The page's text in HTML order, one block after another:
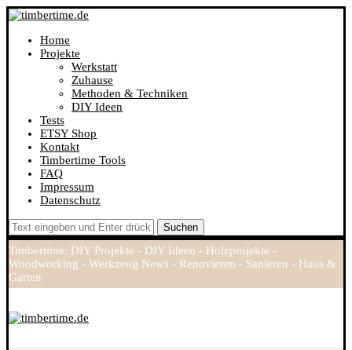
Home
Projekte
Werkstatt
Zuhause
Methoden & Techniken
DIY Ideen
Tests
ETSY Shop
Kontakt
Timbertime Tools
FAQ
Impressum
Datenschutz
Suchen
Timbertime: DIY Projekte - DIY Ideen - Holzprojekte -
Woodworking - Werkzeug News - Renovieren - Sanieren - Haus &
Garten